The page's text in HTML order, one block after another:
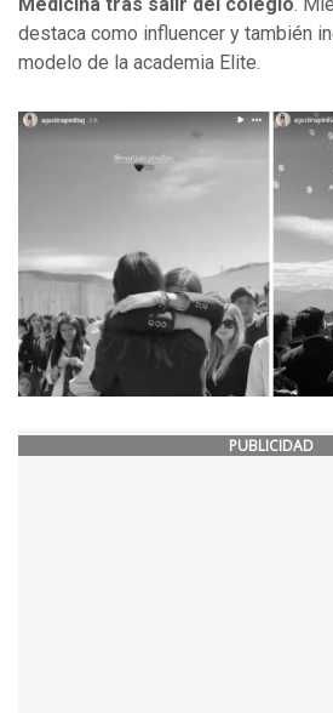
Medicina tras salir del colegio.
destaca como influencer y también
modelo de la academia Elite.
PUBLICIDAD